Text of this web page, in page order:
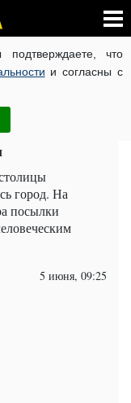
что
и согласны с
КОРОНАВИРУС В
УКРАЇНСЬКОЮ
на Новой
город. На
посылки
5 июня, 09:25